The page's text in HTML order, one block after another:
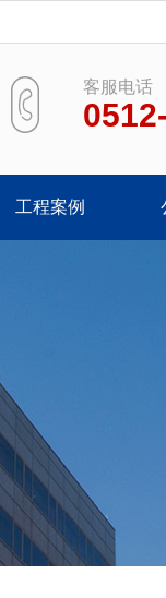
客服电话
工程案例